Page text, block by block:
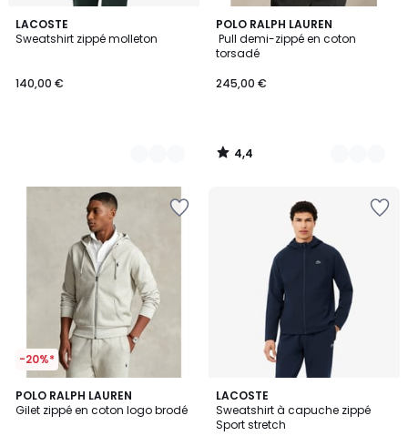
LACOSTE
Sweatshirt zippé molleton
140,00 €
3
Couleurs
POLO RALPH LAUREN
Pull demi-zippé en coton
torsadé
245,00 €
4,4
/ 5
3
Couleurs
4,4
/
-20%*
POLO RALPH LAUREN
Gilet zippé en coton logo brodé
4,5
/ 5
3
Couleurs
LACOSTE
Sweatshirt à capuche zippé
Sport stretch